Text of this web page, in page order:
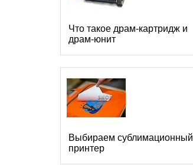
Что такое драм-картридж и
драм-юнит
Выбираем сублимационный
принтер